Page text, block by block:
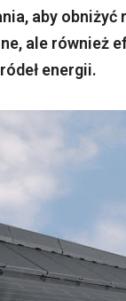
aby
ale również
energii.